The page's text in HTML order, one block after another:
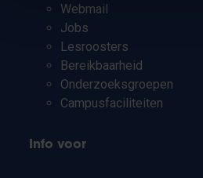
Webmail
Jobs
Lesroosters
Bereikbaarheid
Onderzoeksgroepen
Campusfaciliteiten
Info voor